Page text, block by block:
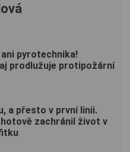
pyrotechnika!
prodlužuje protipožární
a přesto v první linii.
zachránil život v